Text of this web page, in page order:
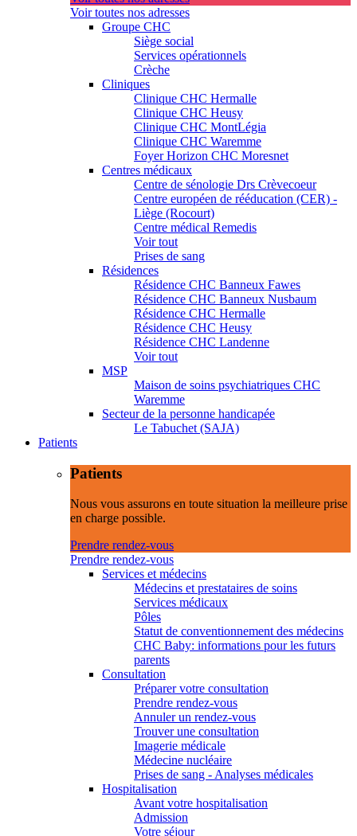
Voir toutes nos adresses
Groupe CHC
Siège social
Services opérationnels
Crèche
Cliniques
Clinique CHC Hermalle
Clinique CHC Heusy
Clinique CHC MontLégia
Clinique CHC Waremme
Foyer Horizon CHC Moresnet
Centres médicaux
Centre de sénologie Drs Crèvecoeur
Centre européen de rééducation (CER) -
Liège (Rocourt)
Centre médical Remedis
Voir tout
Prises de sang
Résidences
Résidence CHC Banneux Fawes
Résidence CHC Banneux Nusbaum
Résidence CHC Hermalle
Résidence CHC Heusy
Résidence CHC Landenne
Voir tout
MSP
Maison de soins psychiatriques CHC
Waremme
Secteur de la personne handicapée
Le Tabuchet (SAJA)
Patients
Patients
Nous vous assurons en toute situation la meilleure prise
en charge possible.
Prendre rendez-vous
Prendre rendez-vous
Services et médecins
Médecins et prestataires de soins
Services médicaux
Pôles
Statut de conventionnement des médecins
CHC Baby: informations pour les futurs
parents
Consultation
Préparer votre consultation
Prendre rendez-vous
Annuler un rendez-vous
Trouver une consultation
Imagerie médicale
Médecine nucléaire
Prises de sang - Analyses médicales
Hospitalisation
Avant votre hospitalisation
Admission
Votre séjour